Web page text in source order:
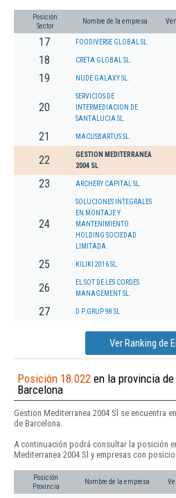
Posición
Sector
Nombre de la empresa
17 FOODIVERSE GLOBAL SL.
18 CRETA GLOBAL SL.
19 NUDE GALAXY SL.
20
SERVICIOS DE
INTERMEDIACION DE
SANTALUCIA SL.
21 MACUSBARTUS SL.
22
GESTION MEDITERRANEA
2004 SL
23 ARCHERY CAPITAL SL.
24
SOLUCIONES INTEGRALES
EN MONTAJE Y
MANTENIMIENTO
HOLDING SOCIEDAD
LIMITADA.
25 KILIKI 2016 SL.
26
EL SOT DE LES CORDES
MANAGEMENT SL.
27 D P GRUP 98 SL
Ver Ranking de
Posición 18.022 en la provincia de
Barcelona
Gestion Mediterranea 2004 Sl se encuentra
de Barcelona.
A continuación podrá consultar la posición
Mediterranea 2004 Sl y empresas con
Posición
Provincia
Nombre de la empresa